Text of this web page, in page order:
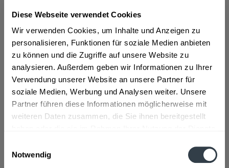
Diese Webseite verwendet Cookies
Wir verwenden Cookies, um Inhalte und Anzeigen zu
personalisieren, Funktionen für soziale Medien anbieten
zu können und die Zugriffe auf unsere Website zu
analysieren. Außerdem geben wir Informationen zu Ihrer
Verwendung unserer Website an unsere Partner für
soziale Medien, Werbung und Analysen weiter. Unsere
Partner führen diese Informationen möglicherweise mit
weiteren Daten zusammen, die Sie ihnen bereitgestellt
Notwendig
ab 259,29 € *
Inhalt:4.2 Liter (61,74 € * / 1 Liter)
inkl. MwSt.ggf. zzgl. Erschwerniszuschlag
Vorrätig
In denWarenkorb
Artikel-Nr.:
33331
Beschreibung